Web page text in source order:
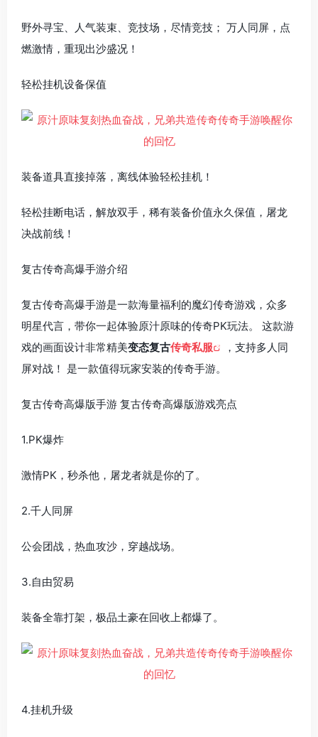
野外寻宝、人气装束、竞技场，尽情竞技； 万人同屏，点
燃激情，重现出沙盛况！
轻松挂机设备保值
装备道具直接掉落，离线体验轻松挂机！
轻松挂断电话，解放双手，稀有装备价值永久保值，屠龙
决战前线！
复古传奇高爆手游介绍
复古传奇高爆手游是一款海量福利的魔幻传奇游戏，众多
明星代言，带你一起体验原汁原味的传奇PK玩法。 这款游
戏的画面设计非常精美变态复古传奇私服
，支持多人同
屏对战！ 是一款值得玩家安装的传奇手游。
复古传奇高爆版手游 复古传奇高爆版游戏亮点
1.PK爆炸
激情PK，秒杀他，屠龙者就是你的了。
2.千人同屏
公会团战，热血攻沙，穿越战场。
3.自由贸易
装备全靠打架，极品土豪在回收上都爆了。
4.挂机升级